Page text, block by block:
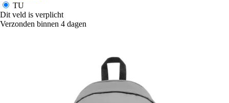
TU
Dit veld is verplicht
Verzonden binnen 4 dagen